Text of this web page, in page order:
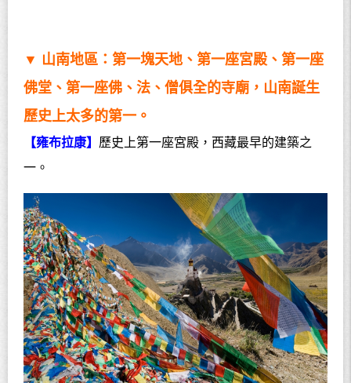
▼ 山南地區：第一塊天地、第一座宮殿、第一座
佛堂、第一座佛、法、僧俱全的寺廟，山南誕生
歷史上太多的第一。
【雍布拉康】 歷史上第一座宮殿，西藏最早的建築之
一。